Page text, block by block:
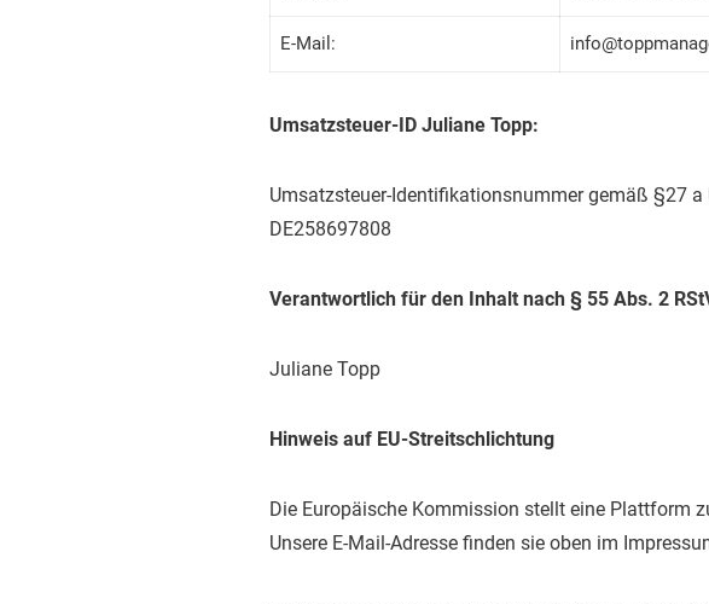
E-Mail:
Umsatzsteuer-ID Juliane Topp:
Umsatzsteuer-Identifikationsnummer gemäß §27 a
DE258697808
Verantwortlich für den Inhalt nach § 55 Abs. 2
Juliane Topp
Hinweis auf EU-Streitschlichtung
Die Europäische Kommission stellt eine Plattform
Unsere E-Mail-Adresse finden sie oben im